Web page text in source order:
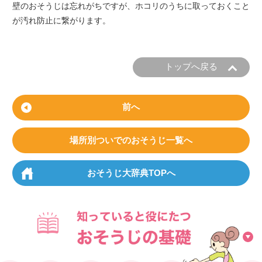
壁のおそうじは忘れがちですが、ホコリのうちに取っておくこと
が汚れ防止に繋がります。
トップへ戻る
前へ
場所別ついでのおそうじ一覧へ
おそうじ大辞典TOPへ